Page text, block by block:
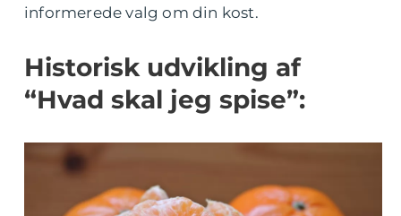
informerede valg om din kost.
Historisk udvikling af
“Hvad skal jeg spise”: